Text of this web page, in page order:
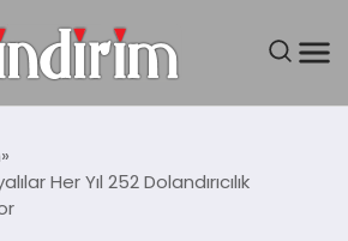
Her Yıl 252 Dolandırıcılık